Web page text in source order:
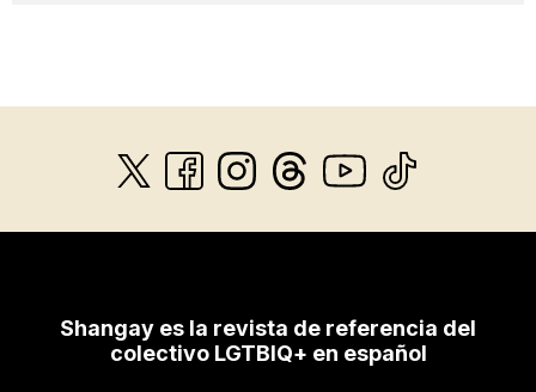
Shangay es la revista de referencia del
colectivo LGTBIQ+ en español